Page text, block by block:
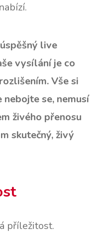
live
vysílání je co
Vše si
se, nemusí
živého přenosu
skutečný, živý
příležitost.